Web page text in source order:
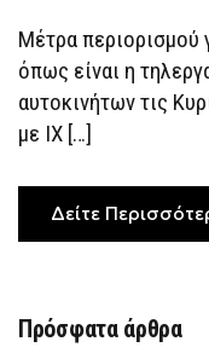
Μέτρα περιορισμού
όπως είναι η
αυτοκινήτων τις
με ΙΧ […]
Δείτε
Πρόσφατα άρθρα